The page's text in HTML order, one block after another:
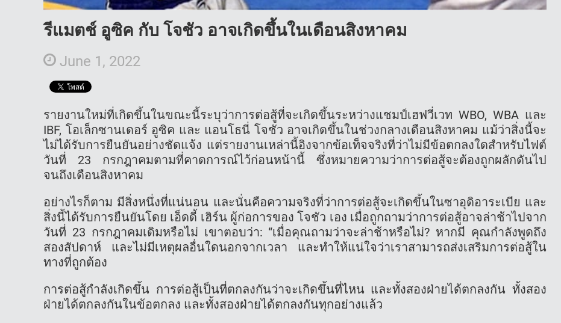
รีแมตช์ อูซิค กับ โจชัว อาจเกิดขึ้นในเดือนสิงหาคม
June 1, 2022
รายงานใหม่ที่เกิดขึ้นในขณะนี้ระบุว่าการต่อสู้ที่จะเกิดขึ้นระหว่างแชมป์เฮฟวี่เวท WBO, WBA และ
IBF, โอเล็กซานเดอร์ อูซิค และ แอนโธนี่ โจชัว อาจเกิดขึ้นในช่วงกลางเดือนสิงหาคม แม้ว่าสิ่งนี้จะ
ไม่ได้รับการยืนยันอย่างชัดแจ้ง แต่รายงานเหล่านี้อิงจากข้อเท็จจริงที่ว่าไม่มีข้อตกลงใดสำหรับไฟต์
วันที่ 23 กรกฎาคมตามที่คาดการณ์ไว้ก่อนหน้านี้ ซึ่งหมายความว่าการต่อสู้จะต้องถูกผลักดันไป
จนถึงเดือนสิงหาคม
อย่างไรก็ตาม มีสิ่งหนึ่งที่แน่นอน และนั่นคือความจริงที่ว่าการต่อสู้จะเกิดขึ้นในซาอุดิอาระเบีย และ
สิ่งนี้ได้รับการยืนยันโดย เอ็ดดี้ เฮิร์น ผู้ก่อการของ โจชัว เอง เมื่อถูกถามว่าการต่อสู้อาจล่าช้าไปจาก
วันที่ 23 กรกฎาคมเดิมหรือไม่ เขาตอบว่า: “เมื่อคุณถามว่าจะล่าช้าหรือไม่? หากมี คุณกำลังพูดถึง
สองสัปดาห์ และไม่มีเหตุผลอื่นใดนอกจากเวลา และทำให้แน่ใจว่าเราสามารถส่งเสริมการต่อสู้ใน
ทางที่ถูกต้อง
การต่อสู้กำลังเกิดขึ้น การต่อสู้เป็นที่ตกลงกันว่าจะเกิดขึ้นที่ไหน และทั้งสองฝ่ายได้ตกลงกัน ทั้งสอง
ฝ่ายได้ตกลงกันในข้อตกลง และทั้งสองฝ่ายได้ตกลงกันทุกอย่างแล้ว